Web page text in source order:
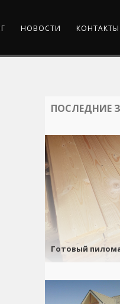
НОВОСТИ КОНТАКТЫ
ПОСЛЕДНИЕ
Готовый